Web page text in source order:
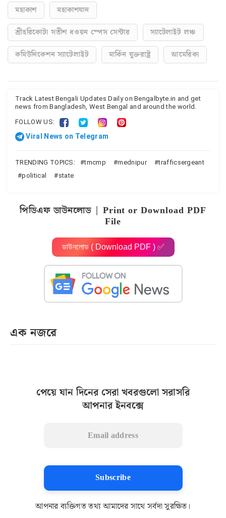
মহাকাশ
মহাকাশযান
শ্রীহরিকোটা সতীশ ধওয়ন স্পেস সেন্টার
স্যাটেলাইট লঞ্চ
কমিউনিকেশন স্যাটেলাইট
মার্কিন যুক্তরাষ্ট্র আমেরিকা
Track Latest Bengali Updates Daily on Bengalbyte.in and get
news from Bangladesh, West Bengal and around the world.
FOLLOW US:
Viral News on Telegram
TRENDING TOPICS: tmcmp mednipur
trafficsergeant
political
state
পিডিএফ ডাউনলোড | Print or Download PDF
File
ডাউনলোড ( Download PDF ) ✅
এক নজরে
পেয়ে যান দিনের সেরা খবরগুলো সরাসরি
আপনার ইনবক্সে
Subscribe
আপনার ব্যক্তিগত তথ্য আমাদের সাথে সর্বদা সুরক্ষিত।